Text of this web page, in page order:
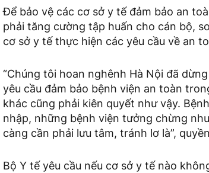
Để bảo vệ các cơ sở y tế đảm bảo an
phải tăng cường tập huấn cho cán bộ,
cơ sở y tế thực hiện các yêu cầu về an
“Chúng tôi hoan nghênh Hà Nội đã
yêu cầu đảm bảo bệnh viện an toàn
khác cũng phải kiên quyết như vậy.
nhập, những bệnh viện tưởng chừng
càng cần phải lưu tâm, tránh lơ là”,
Bộ Y tế yêu cầu nếu cơ sở y tế nào